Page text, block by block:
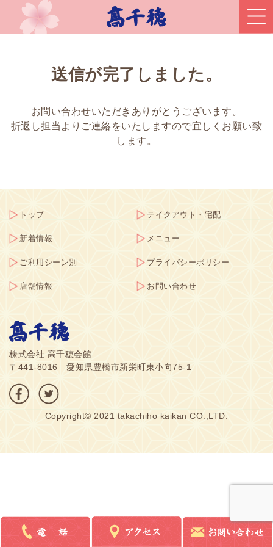
送信が完了しました。
お問い合わせいただきありがとうございます。
折返し担当よりご連絡をいたしますので宜しくお願い致
します。
株式会社 高千穂会館
〒441-8016 愛知県豊橋市新栄町東小向75-1
トップ テイクアウト・宅配
新着情報 メニュー
ご利用シーン別 プライバシーポリシー
店舗情報 お問い合わせ
Copyright© 2021 takachiho kaikan CO.,LTD.